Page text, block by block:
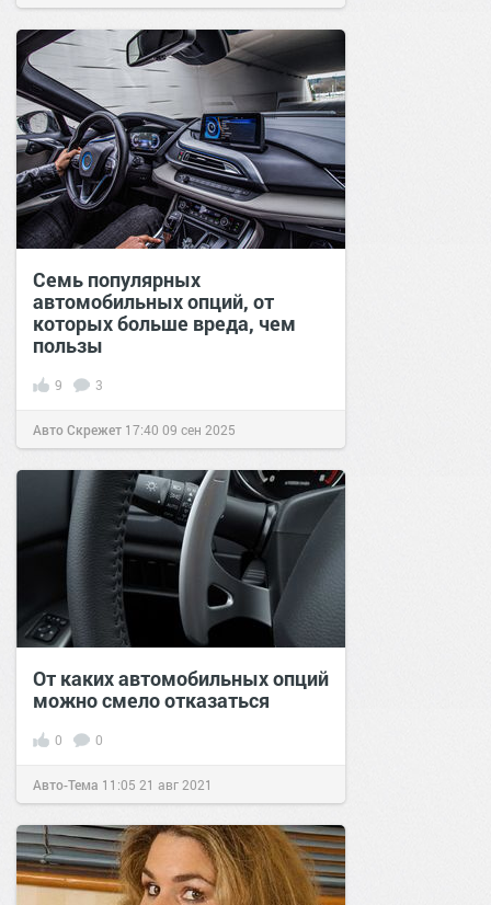
Семь популярных
автомобильных опций, от
которых больше вреда, чем
пользы
9 3
Авто Скрежет 17:40 09 сен 2025
От каких автомобильных опций
можно смело отказаться
0 0
Авто-Тема 11:05 21 авг 2021